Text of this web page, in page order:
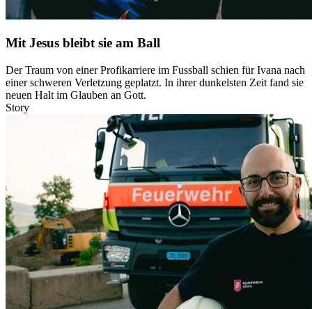
Mit Jesus bleibt sie am Ball
Der Traum von einer Profikarriere im Fussball schien für Ivana nach
einer schweren Verletzung geplatzt. In ihrer dunkelsten Zeit fand sie
neuen Halt im Glauben an Gott.
Story